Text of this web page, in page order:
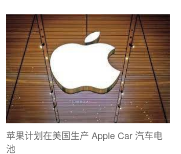
苹果计划在美国生产 Apple Car 汽车电
池